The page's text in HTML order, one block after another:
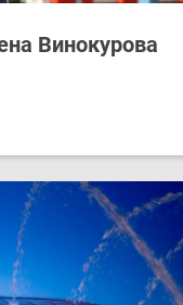
Винокурова